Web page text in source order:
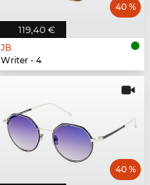
119,40 €
40 %
JB
Writer - 4
40 %